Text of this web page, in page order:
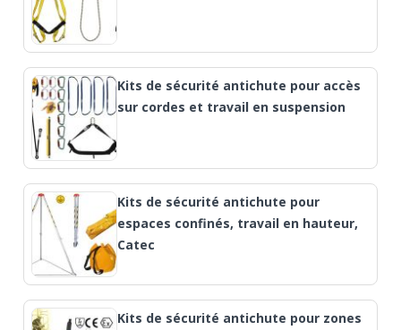
Kits de sécurité antichute pour accès
sur cordes et travail en suspension
Kits de sécurité antichute pour
espaces confinés, travail en hauteur,
Catec
Kits de sécurité antichute pour zones